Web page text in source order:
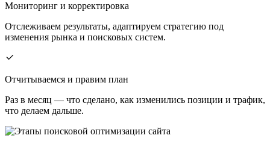
Мониторинг и корректировка
Отслеживаем результаты, адаптируем стратегию под
изменения рынка и поисковых систем.
Отчитываемся и правим план
Раз в месяц — что сделано, как изменились позиции и трафик,
что делаем дальше.